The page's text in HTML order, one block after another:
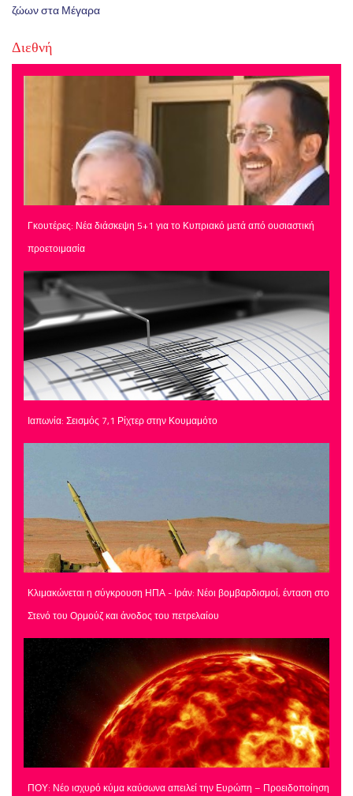
ζώων στα Μέγαρα
Διεθνή
Γκουτέρες: Νέα διάσκεψη 5+1 για το Κυπριακό μετά από ουσιαστική
προετοιμασία
Ιαπωνία: Σεισμός 7,1 Ρίχτερ στην Κουμαμότο
Κλιμακώνεται η σύγκρουση ΗΠΑ - Ιράν: Νέοι βομβαρδισμοί, ένταση στο
Στενό του Ορμούζ και άνοδος του πετρελαίου
ΠΟΥ: Νέο ισχυρό κύμα καύσωνα απειλεί την Ευρώπη – Προειδοποίηση